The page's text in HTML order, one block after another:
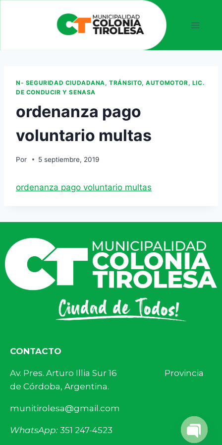
N- SEGURIDAD CIUDADANA, TRÁNSITO, AUTOMOTOR, LIC.
DE CONDUCIR Y SENASA
ordenanza pago
voluntario multas
Por 5 septiembre, 2019
ordenanza pago voluntario multas
CONTACTO
Av. Pres. Arturo Illia Sur 16 Provincia
de Córdoba, Argentina.
munitirolesa@gmail.com
WhatsApp: 351 247-4523